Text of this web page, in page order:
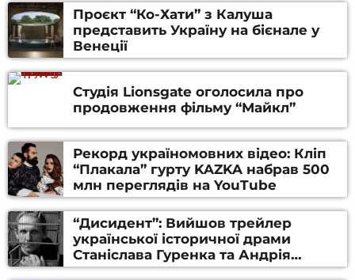
Проєкт “Ко-Хати” з Калуша
представить Україну на бієнале у
Венеції
Студія Lionsgate оголосила про
продовження фільму “Майкл”
Рекорд україномовних відео: Кліп
“Плакала” гурту KAZKA набрав 500
млн переглядів на YouTube
“Дисидент”: Вийшов трейлер
української історичної драми
Станіслава Гуренка та Андрія
Алфьорова (ВІДЕО)